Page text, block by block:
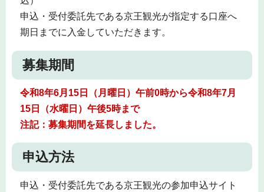
申込・受付委託先である京王観光が指定する口座へ
期日までに入金していただきます。
募集期間
令和8年6月15日（月曜日）午前0時から令和8年7月
15日（水曜日）午後5時まで
注記：募集期間を延長しました。
申込方法
申込・受付委託先である京王観光の参加申込サイト